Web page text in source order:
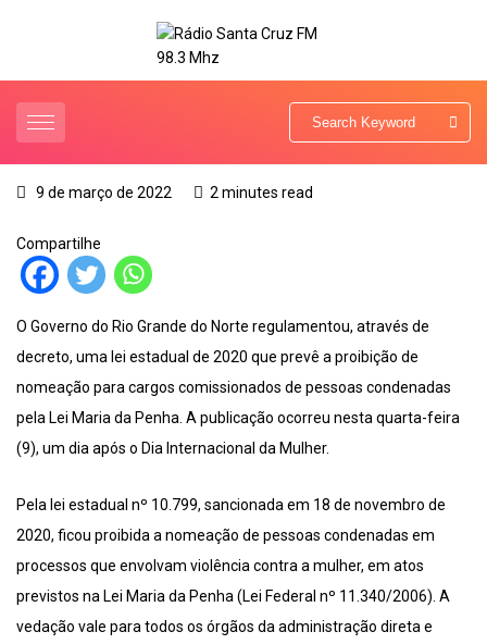
9 de março de 2022 2 minutes read
Compartilhe
O Governo do Rio Grande do Norte regulamentou, através de
decreto, uma lei estadual de 2020 que prevê a proibição de
nomeação para cargos comissionados de pessoas condenadas
pela Lei Maria da Penha. A publicação ocorreu nesta quarta-feira
(9), um dia após o Dia Internacional da Mulher.
Pela lei estadual nº 10.799, sancionada em 18 de novembro de
2020, ficou proibida a nomeação de pessoas condenadas em
processos que envolvam violência contra a mulher, em atos
previstos na Lei Maria da Penha (Lei Federal nº 11.340/2006). A
vedação vale para todos os órgãos da administração direta e